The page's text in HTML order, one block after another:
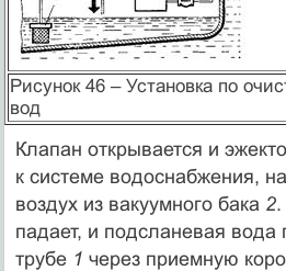
Рисунок 46 – Установка по
вод
Клапан открывается и
к системе водоснабжения,
воздух из вакуумного бака 2.
падает, и подсланевая вода
трубе 1 через приемную